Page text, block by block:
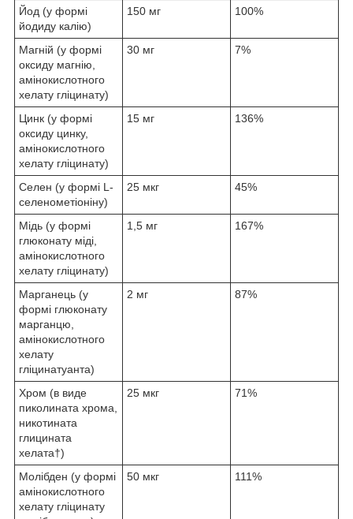
Йод (у формі
йодиду калію)
150 мг 100%
Магній (у формі
оксиду магнію,
амінокислотного
хелату гліцинату)
30 мг 7%
Цинк (у формі
оксиду цинку,
амінокислотного
хелату гліцинату)
15 мг 136%
Селен (у формі L-
селенометіоніну)
25 мкг 45%
Мідь (у формі
глюконату міді,
амінокислотного
хелату гліцинату)
1,5 мг 167%
Марганець (у
формі глюконату
марганцю,
амінокислотного
хелату
гліцинатуанта)
2 мг 87%
Хром (в виде
пиколината хрома,
никотината
глицината
хелата†)
25 мкг 71%
Молібден (у формі
амінокислотного
хелату гліцинату
50 мкг 111%